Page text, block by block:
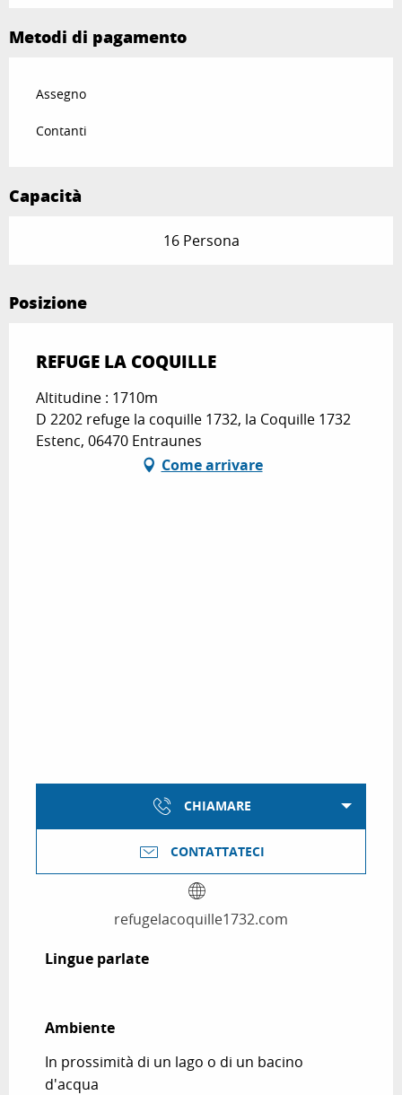
Metodi di pagamento
Assegno
Contanti
Capacità
16 Persona
Posizione
REFUGE LA COQUILLE
Altitudine : 1710m
D 2202 refuge la coquille 1732, la Coquille 1732
Estenc, 06470 Entraunes
Come arrivare
CHIAMARE
CONTATTATECI
refugelacoquille1732.com
Lingue parlate
Lingue parlate
Ambiente
Ambiente
In prossimità di un lago o di un bacino
d'acqua